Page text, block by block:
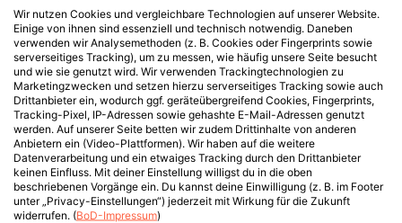
Wir nutzen Cookies und vergleichbare Technologien auf unserer Website.
Einige von ihnen sind essenziell und technisch notwendig. Daneben
verwenden wir Analysemethoden (z. B. Cookies oder Fingerprints sowie
serverseitiges Tracking), um zu messen, wie häufig unsere Seite besucht
und wie sie genutzt wird. Wir verwenden Trackingtechnologien zu
Marketingzwecken und setzen hierzu serverseitiges Tracking sowie auch
Drittanbieter ein, wodurch ggf. geräteübergreifend Cookies, Fingerprints,
Tracking-Pixel, IP-Adressen sowie gehashte E-Mail-Adressen genutzt
werden. Auf unserer Seite betten wir zudem Drittinhalte von anderen
Anbietern ein (Video-Plattformen). Wir haben auf die weitere
Datenverarbeitung und ein etwaiges Tracking durch den Drittanbieter
keinen Einfluss. Mit deiner Einstellung willigst du in die oben
beschriebenen Vorgänge ein. Du kannst deine Einwilligung (z. B. im Footer
unter „Privacy-Einstellungen“) jederzeit mit Wirkung für die Zukunft
widerrufen. (BoD-Impressum)